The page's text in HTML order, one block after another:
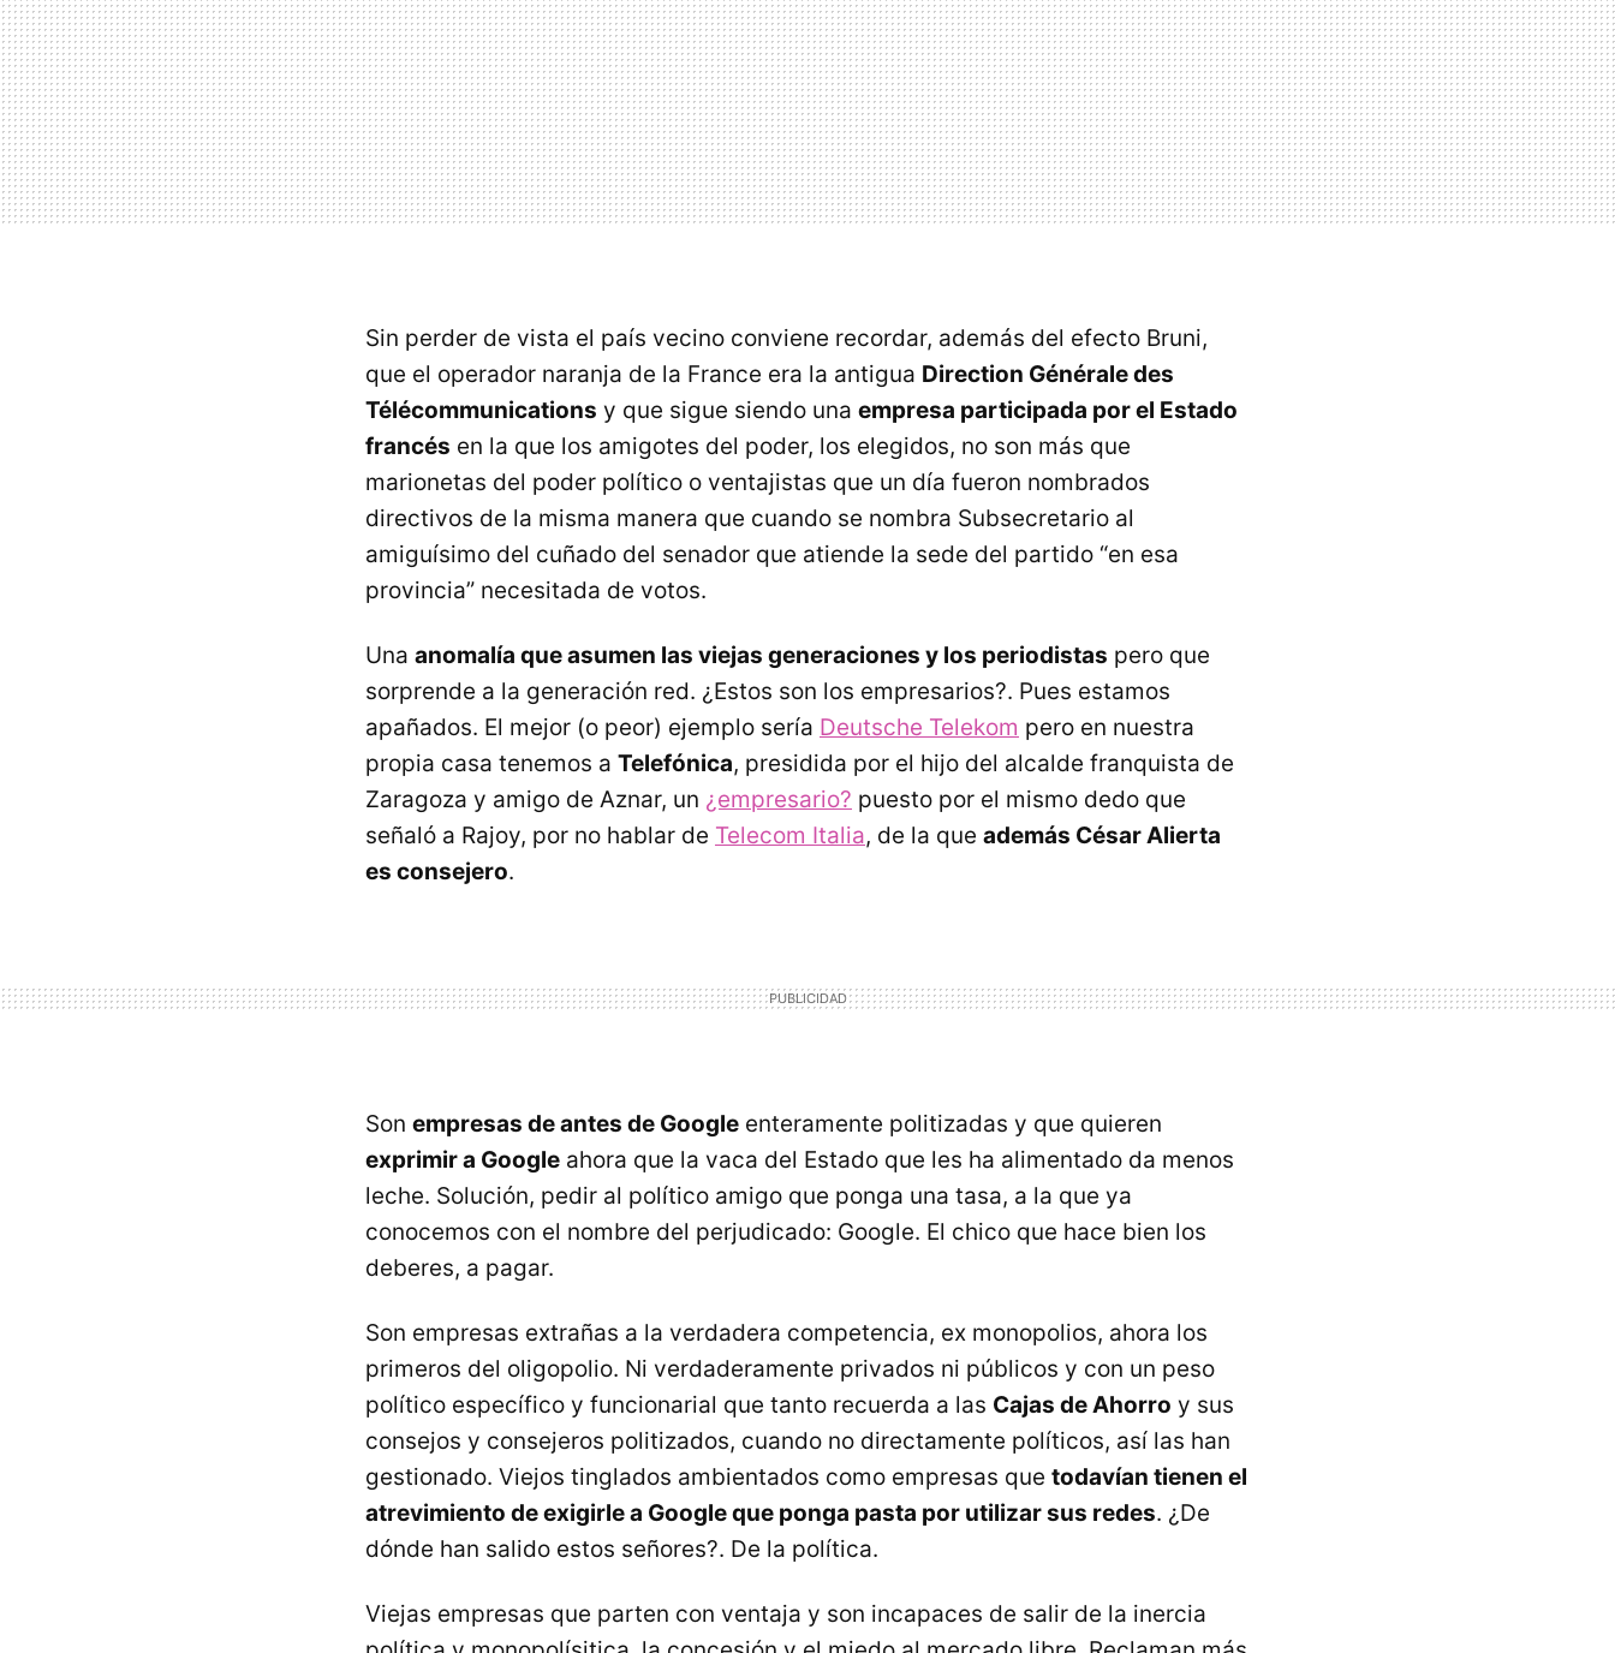
Sin perder de vista el país vecino conviene recordar, además del efecto Bruni,
que el operador naranja de la France era la antigua Direction Générale des
Télécommunications y que sigue siendo una empresa participada por el Estado
francés en la que los amigotes del poder, los elegidos, no son más que
marionetas del poder político o ventajistas que un día fueron nombrados
directivos de la misma manera que cuando se nombra Subsecretario al
amiguísimo del cuñado del senador que atiende la sede del partido “en esa
provincia” necesitada de votos.
Una anomalía que asumen las viejas generaciones y los periodistas pero que
sorprende a la generación red. ¿Estos son los empresarios?. Pues estamos
apañados. El mejor (o peor) ejemplo sería Deutsche Telekom pero en nuestra
propia casa tenemos a Telefónica, presidida por el hijo del alcalde franquista de
Zaragoza y amigo de Aznar, un ¿empresario? puesto por el mismo dedo que
señaló a Rajoy, por no hablar de Telecom Italia, de la que además César Alierta
es consejero.
Son empresas de antes de Google enteramente politizadas y que quieren
exprimir a Google ahora que la vaca del Estado que les ha alimentado da menos
leche. Solución, pedir al político amigo que ponga una tasa, a la que ya
conocemos con el nombre del perjudicado: Google. El chico que hace bien los
deberes, a pagar.
Son empresas extrañas a la verdadera competencia, ex monopolios, ahora los
primeros del oligopolio. Ni verdaderamente privados ni públicos y con un peso
político específico y funcionarial que tanto recuerda a las Cajas de Ahorro y sus
consejos y consejeros politizados, cuando no directamente políticos, así las han
gestionado. Viejos tinglados ambientados como empresas que todavían tienen el
atrevimiento de exigirle a Google que ponga pasta por utilizar sus redes. ¿De
dónde han salido estos señores?. De la política.
Viejas empresas que parten con ventaja y son incapaces de salir de la inercia